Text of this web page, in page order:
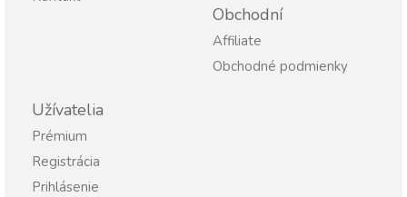
Obchodní
Affiliate
Obchodné podmienky
Užívatelia
Prémium
Registrácia
Prihlásenie